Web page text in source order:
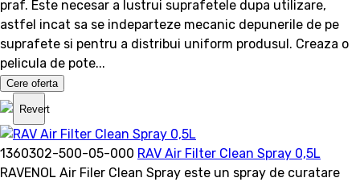
praf. Este necesar a lustrui suprafetele dupa utilizare,
astfel incat sa se indeparteze mecanic depunerile de pe
suprafete si pentru a distribui uniform produsul. Creaza o
pelicula de pote...
Cere oferta
Revert
1360302-500-05-000 RAV Air Filter Clean Spray 0,5L
RAVENOL Air Filer Clean Spray este un spray de curatare